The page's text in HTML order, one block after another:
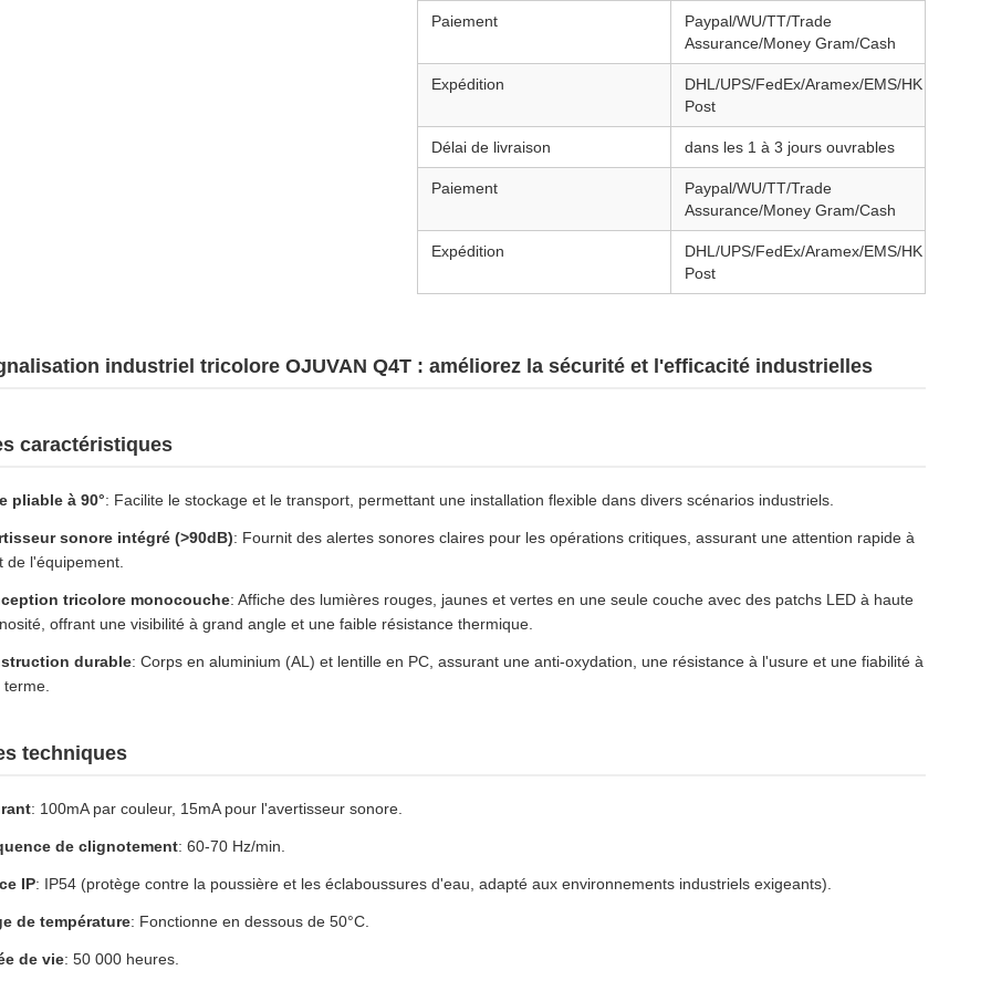
Paiement
Paypal/WU/TT/Trade
Assurance/Money Gram/Cash
Expédition
DHL/UPS/FedEx/Aramex/EMS/HK
Post
Délai de livraison dans les 1 à 3 jours ouvrables
Paiement
Paypal/WU/TT/Trade
Assurance/Money Gram/Cash
Expédition
DHL/UPS/FedEx/Aramex/EMS/HK
Post
industriel tricolore OJUVAN Q4T : améliorez la sécurité et l'efficacité industrielles
caractéristiques
pliable à 90°: Facilite le stockage et le transport, permettant une installation flexible dans divers scénarios industriels.
sonore intégré (>90dB): Fournit des alertes sonores claires pour les opérations critiques, assurant une attention rapide à
de l'équipement.
tricolore monocouche: Affiche des lumières rouges, jaunes et vertes en une seule couche avec des patchs LED à haute
offrant une visibilité à grand angle et une faible résistance thermique.
durable: Corps en aluminium (AL) et lentille en PC, assurant une anti-oxydation, une résistance à l'usure et une fiabilité à
terme.
techniques
: 100mA par couleur, 15mA pour l'avertisseur sonore.
de clignotement: 60-70 Hz/min.
IP: IP54 (protège contre la poussière et les éclaboussures d'eau, adapté aux environnements industriels exigeants).
de température: Fonctionne en dessous de 50°C.
de vie: 50 000 heures.